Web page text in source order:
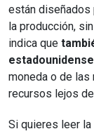
están diseñados
la producción,
indica que
moneda o de
recursos lejos
Si quieres leer la